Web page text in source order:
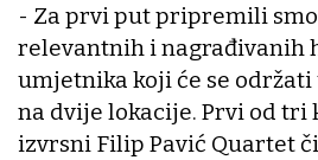
- Za prvi put pripremili
relevantnih i nagrađivanih
umjetnika koji će se održati
na dvije lokacije. Prvi od tri
izvrsni Filip Pavić Quartet